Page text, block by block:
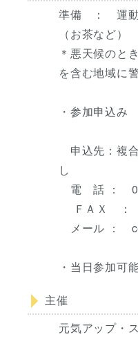
準備 ： 運動
（お茶など）
＊悪天候のと
を含む地域に
・参加申込
申込先：複
し
電 話 ：
ＦＡＸ ：
メール ：
・当日参加可
主催
元気アップ・